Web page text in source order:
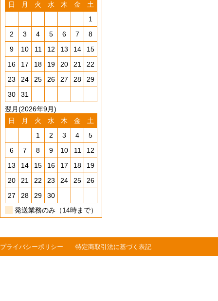
日
月 火 水 木 金
土
1
2
3 4 5 6 7
8
9
10 11 12 13 14
15
16
17 18 19 20 21
22
23
24 25 26 27 28
29
30
31
翌月(2026年9月)
日
月 火 水 木 金
土
1
2 3 4
5
6
7 8 9 10 11
12
13
14 15 16 17 18
19
20
21 22 23 24 25
26
27
28 29
30
発送業務のみ（14時まで）
プライバシーポリシー 特定商取引法に基づく表記